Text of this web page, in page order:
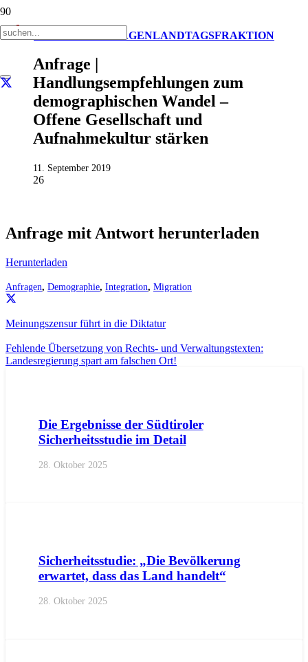
AKTUELL ANFRAGENLANDTAGSFRAKTION
Anfrage |
Handlungsempfehlungen zum
demographischen Wandel –
Offene Gesellschaft und
Aufnahmekultur stärken
11. September 2019
26
Anfrage mit Antwort herunterladen
Herunterladen
Anfragen, Demographie, Integration, Migration
Meinungszensur führt in die Diktatur
Fehlende Übersetzung von Rechts- und Verwaltungstexten:
Landesregierung spart am falschen Ort!
Die Ergebnisse der Südtiroler
Sicherheitsstudie im Detail
28. Oktober 2025
Sicherheitsstudie: „Die Bevölkerung
erwartet, dass das Land handelt“
28. Oktober 2025